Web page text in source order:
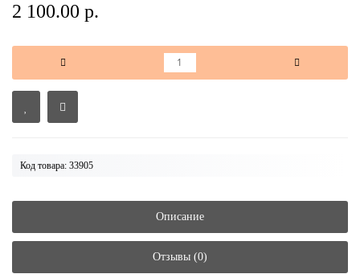
2 100.00 р.
Код товара: 33905
Описание
Отзывы (0)